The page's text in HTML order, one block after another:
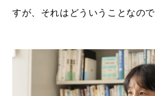
すが、それはどういうことなの